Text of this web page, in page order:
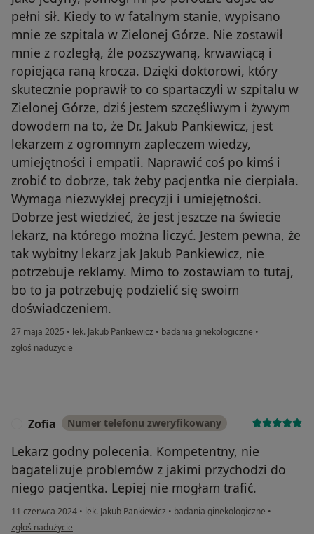
pełni sił. Kiedy to w fatalnym stanie, wypisano
mnie ze szpitala w Zielonej Górze. Nie zostawił
mnie z rozległą, źle pozszywaną, krwawiącą i
ropiejąca raną krocza. Dzięki doktorowi, który
skutecznie poprawił to co spartaczyli w szpitalu w
Zielonej Górze, dziś jestem szczęśliwym i żywym
dowodem na to, że Dr. Jakub Pankiewicz, jest
lekarzem z ogromnym zapleczem wiedzy,
umiejętności i empatii. Naprawić coś po kimś i
zrobić to dobrze, tak żeby pacjentka nie cierpiała.
Wymaga niezwykłej precyzji i umiejętności.
Dobrze jest wiedzieć, że jest jeszcze na świecie
lekarz, na którego można liczyć. Jestem pewna, że
tak wybitny lekarz jak Jakub Pankiewicz, nie
potrzebuje reklamy. Mimo to zostawiam to tutaj,
bo to ja potrzebuję podzielić się swoim
doświadczeniem.
27 maja 2025 • lek. Jakub Pankiewicz • badania ginekologiczne •
w opinii użytkownika Marlena
zgłoś nadużycie
Zofia Numer telefonu zweryfikowany
Lekarz godny polecenia. Kompetentny, nie
bagatelizuje problemów z jakimi przychodzi do
niego pacjentka. Lepiej nie mogłam trafić.
11 czerwca 2024 • lek. Jakub Pankiewicz • badania ginekologiczne •
w opinii użytkownika Zofia
zgłoś nadużycie